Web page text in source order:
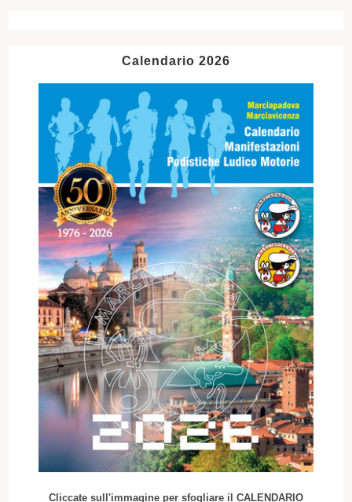
Calendario 2026
Cliccate sull'immagine per sfogliare il CALENDARIO